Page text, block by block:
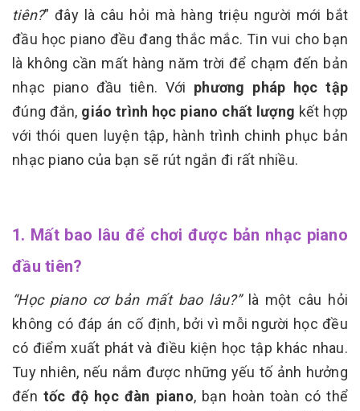
tiên?” đây là câu hỏi mà hàng triệu người mới bắt
đầu học piano đều đang thắc mắc. Tin vui cho bạn
là không cần mất hàng năm trời để chạm đến bản
nhạc piano đầu tiên. Với phương pháp học tập
đúng đắn, giáo trình học piano chất lượng kết hợp
với thói quen luyện tập, hành trình chinh phục bản
nhạc piano của bạn sẽ rút ngắn đi rất nhiều.
1. Mất bao lâu để chơi được bản nhạc piano
đầu tiên?
“Học piano cơ bản mất bao lâu?”là một câu hỏi
không có đáp án cố định, bởi vì mỗi người học đều
có điểm xuất phát và điều kiện học tập khác nhau.
Tuy nhiên, nếu nắm được những yếu tố ảnh hưởng
đến tốc độ học đàn piano, bạn hoàn toàn có thể